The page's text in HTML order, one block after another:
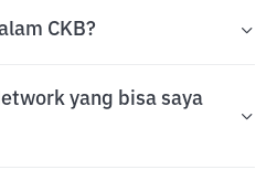
CKB?
yang bisa saya